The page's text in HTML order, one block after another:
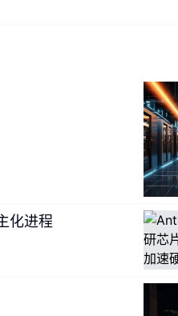
事实：
绝大多数组织推进的
值如何创造，并没有发生根本
组织架构图上，而是出现在
通需求验证的那个下午。这
上而下的推动，而是来自自
作报告》，我们当时在报告
在AI真正进入工作流之后，一
驭工程、记忆、技能、评估、
化进程